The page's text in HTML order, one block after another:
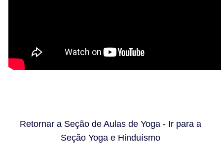
Retornar a Seção de Aulas de Yoga - Ir para a
Seção Yoga e Hinduísmo